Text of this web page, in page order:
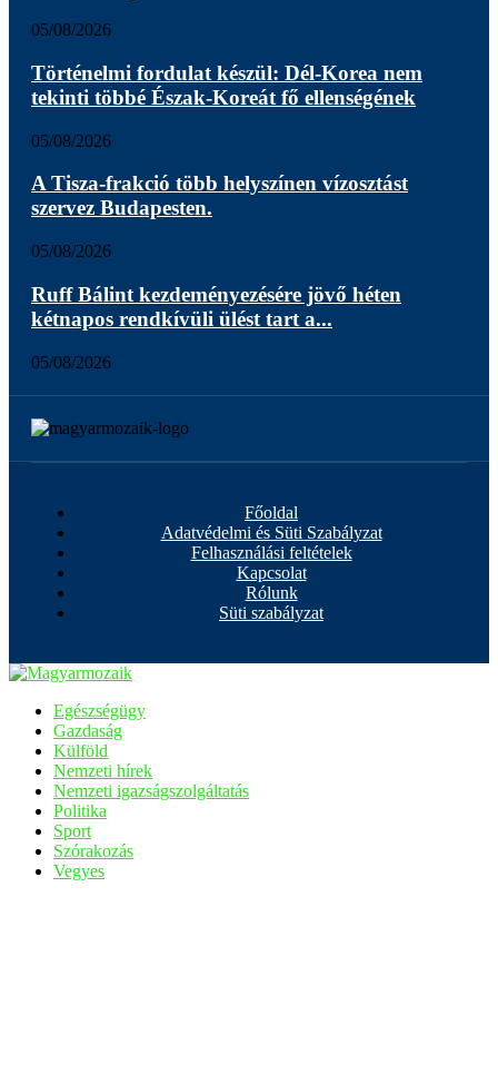
05/08/2026
Történelmi fordulat készül: Dél-Korea nem
tekinti többé Észak-Koreát fő ellenségének
05/08/2026
A Tisza-frakció több helyszínen vízosztást
szervez Budapesten.
05/08/2026
Ruff Bálint kezdeményezésére jövő héten
kétnapos rendkívüli ülést tart a...
05/08/2026
Főoldal
Adatvédelmi és Süti Szabályzat
Felhasználási feltételek
Kapcsolat
Rólunk
Süti szabályzat
Egészségügy
Gazdaság
Külföld
Nemzeti hírek
Nemzeti igazságszolgáltatás
Politika
Sport
Szórakozás
Vegyes